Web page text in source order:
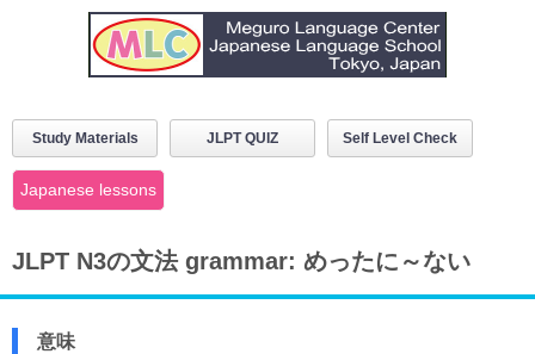
Study Materials JLPT QUIZ Self Level Check
Japanese lessons
JLPT N3の文法 grammar: めったに～ない
意味